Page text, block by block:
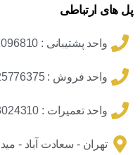
پل های ارتباطی
واحد پشتیبانی : 02191096810
واحد فروش : 09925776375
واحد تعمیرات : 09203024310
تهران - سعادت آباد -